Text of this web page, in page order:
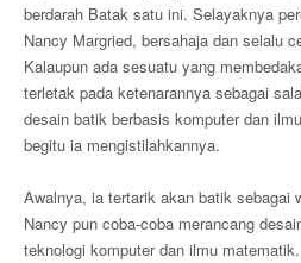
berdarah Batak satu ini. Selayaknya
Nancy Margried, bersahaja dan selalu
Kalaupun ada sesuatu yang
terletak pada ketenarannya sebagai
desain batik berbasis komputer dan
begitu ia mengistilahkannya.
Awalnya, ia tertarik akan batik sebagai
Nancy pun coba-coba merancang
teknologi komputer dan ilmu